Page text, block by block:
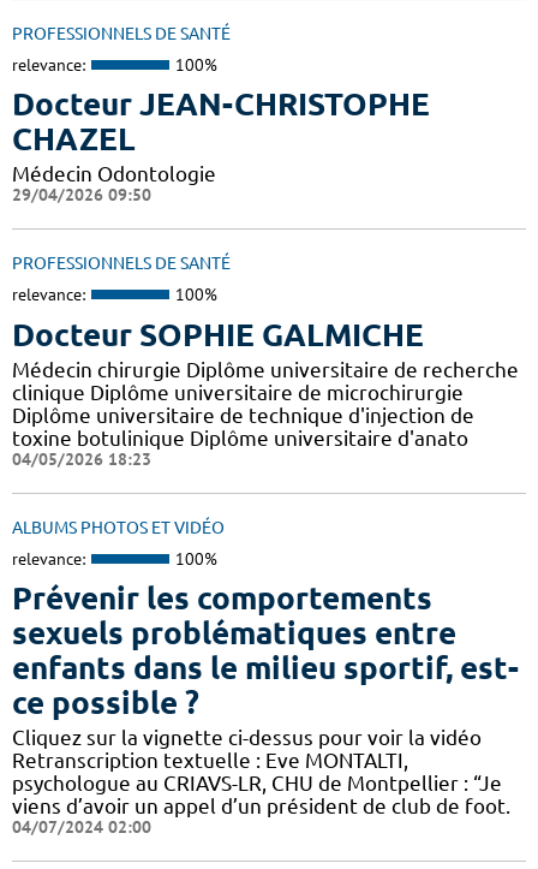
PROFESSIONNELS DE SANTÉ
relevance: 100%
Docteur JEAN-CHRISTOPHE
CHAZEL
Médecin Odontologie
29/04/2026 09:50
PROFESSIONNELS DE SANTÉ
relevance: 100%
Docteur SOPHIE GALMICHE
Médecin chirurgie Diplôme universitaire de recherche
clinique Diplôme universitaire de microchirurgie
Diplôme universitaire de technique d'injection de
toxine botulinique Diplôme universitaire d'anato
04/05/2026 18:23
ALBUMS PHOTOS ET VIDÉO
relevance: 100%
Prévenir les comportements
sexuels problématiques entre
enfants dans le milieu sportif, est-
ce possible ?
Cliquez sur la vignette ci-dessus pour voir la vidéo
Retranscription textuelle : Eve MONTALTI,
psychologue au CRIAVS-LR, CHU de Montpellier : “Je
viens d’avoir un appel d’un président de club de foot.
04/07/2024 02:00